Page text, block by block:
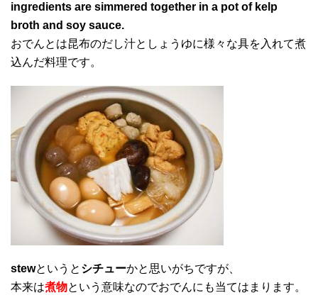
ingredients are simmered together in a pot of kelp
broth and soy sauce.
おでんとは昆布のだし汁としょうゆに様々な具を入れて煮
込んだ料理です。
stewというと シチューかと思いがちですが、
本来は煮物という意味なのでおでんにも当てはまります。